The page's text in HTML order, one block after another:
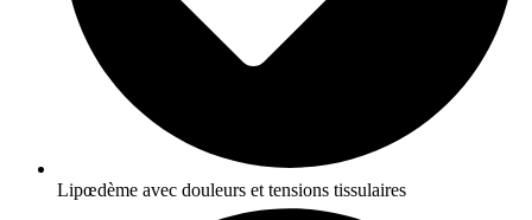
Lipœdème avec douleurs et tensions tissulaires